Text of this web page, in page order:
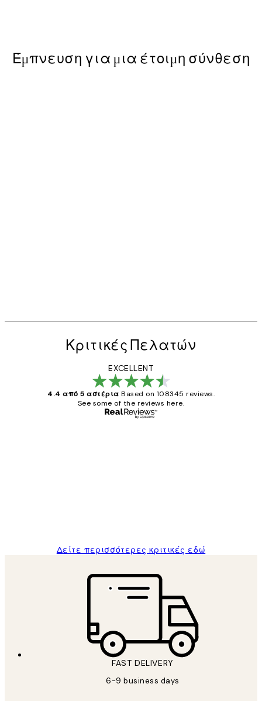
Έμπνευση για μια έτοιμη σύνθεση
Κριτικές Πελατών
EXCELLENT
4.4 από 5 αστέρια Based on 108345 reviews.
See some of the reviews here.
Δείτε περισσότερες κριτικές εδώ
FAST DELIVERY
6-9 business days